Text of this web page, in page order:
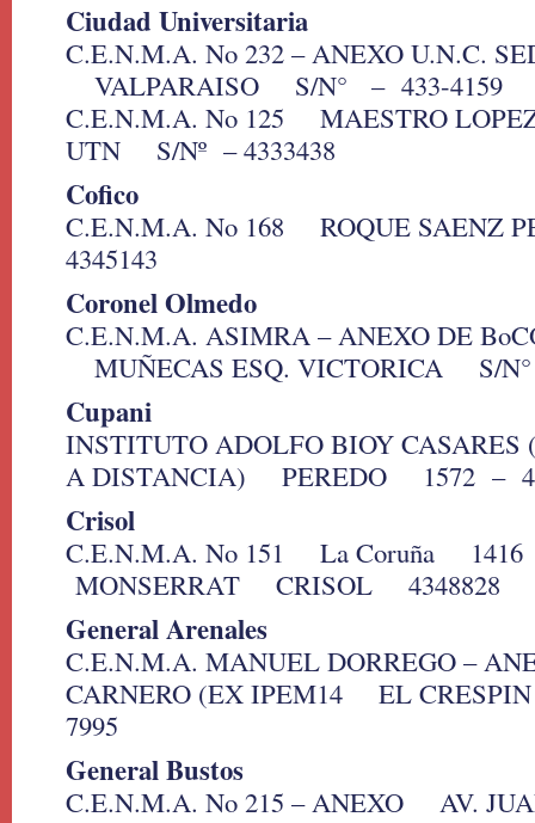
Ciudad Universitaria
C.E.N.M.A. No 232 – ANEXO U.N.C.
VALPARAISO S/N° – 433-4159
C.E.N.M.A. No 125 MAESTRO
UTN S/Nº – 4333438
Cofico
C.E.N.M.A. No 168 ROQUE
4345143
Coronel Olmedo
C.E.N.M.A. ASIMRA – ANEXO DE
MUÑECAS ESQ. VICTORICA S/N°
Cupani
INSTITUTO ADOLFO BIOY CASARES
A DISTANCIA) PEREDO 1572 –
Crisol
C.E.N.M.A. No 151 La Coruña
MONSERRAT CRISOL 4348828
General Arenales
C.E.N.M.A. MANUEL DORREGO –
CARNERO (EX IPEM14 EL
7995
General Bustos
C.E.N.M.A. No 215 – ANEXO AV.